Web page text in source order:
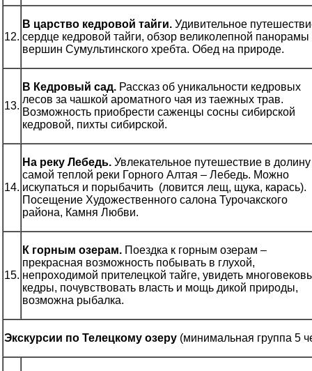
12.
В царство кедровой тайги. Удивительное
сердце кедровой тайги, обзор великолепной панорамы
вершин Сумультинского хребта. Обед на природе.
13.
В Кедровый сад. Рассказ об уникальности кедровых
лесов за чашкой ароматного чая из таежных трав.
Возможность приобрести саженцы сосны сибирской
кедровой, пихты сибирской.
14.
На реку Лебедь. Увлекательное путешествие в долину
самой теплой реки Горного Алтая – Лебедь. Можно
искупаться и порыбачить (ловится лещ, щука, карась).
Посещение Художественного салона Турочакского
района, Камня Любви.
15.
К горным озерам. Поездка к горным озерам –
прекрасная возможность побывать в глухой,
непроходимой прителецкой тайге, увидеть
кедры, почувствовать власть и мощь дикой природы,
возможна рыбалка.
Экскурсии по Телецкому озеру (минимальная группа 5